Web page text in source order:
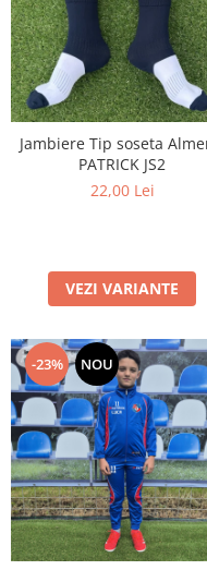
Jambiere Tip soseta
PATRICK JS2
22,00 Lei
VEZI VARIANTE
-23% NOU